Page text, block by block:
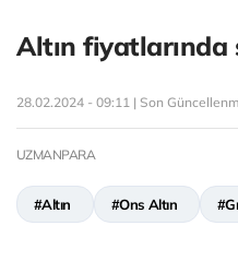
Altın fiyatlarında
28.02.2024 - 09:11 | Son
UZMANPARA
#Altın #Ons Altın